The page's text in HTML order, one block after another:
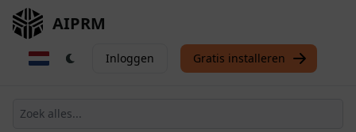
AIPRM
Inloggen Gratis installeren